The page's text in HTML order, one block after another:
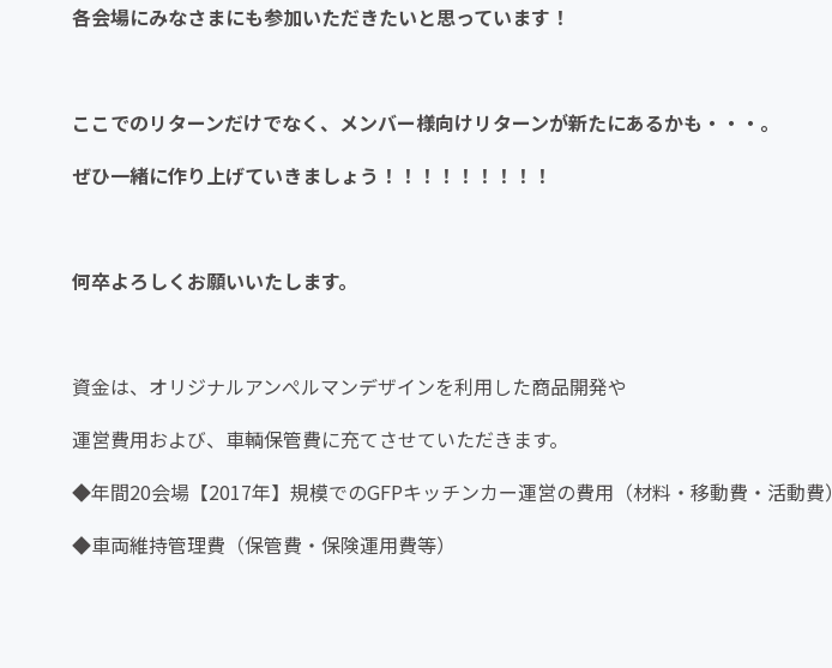
各会場にみなさまにも参加いただきたいと思っています！
ここでのリターンだけでなく、メンバー様向けリターンが新たにあるかも・・・。
ぜひ一緒に作り上げていきましょう！！！！！！！！！
何卒よろしくお願いいたします。
資金は、オリジナルアンぺルマンデザインを利用した商品開発や
運営費用および、車輌保管費に充てさせていただきます。
◆年間20会場【2017年】規模でのGFPキッチンカー運営の費用（材料・移動費・活動費）
◆車両維持管理費（保管費・保険運用費等）